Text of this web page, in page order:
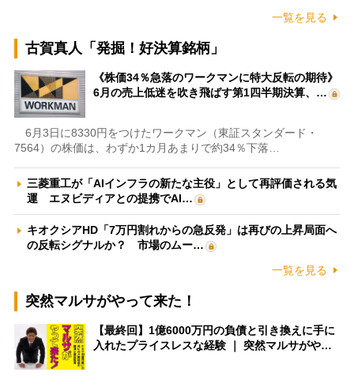
一覧を見る
古賀真人「発掘！好決算銘柄」
《株価34％急落のワークマンに特大反転の期待》
6月の売上低迷を吹き飛ばす第1四半期決算、…
6月3日に8330円をつけたワークマン（東証スタンダード・
7564）の株価は、わずか1カ月あまりで約34％下落…
三菱重工が「AIインフラの新たな主役」として再評価される気
運 エヌビディアとの提携でAI…
キオクシアHD「7万円割れからの急反発」は再びの上昇局面へ
の反転シグナルか？ 市場のムー…
一覧を見る
突然マルサがやって来た！
【最終回】1億6000万円の負債と引き換えに手に
入れたプライスレスな経験 ｜ 突然マルサがや…